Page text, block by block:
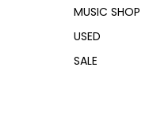
MUSIC SHOP
USED
SALE